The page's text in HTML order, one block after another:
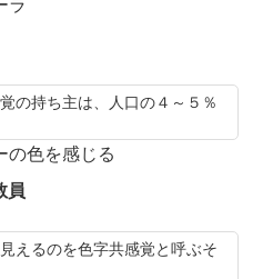
ラ
の持ち主は、人口の４～５％
の色を感じる
員
えるのを色字共感覚と呼ぶそ